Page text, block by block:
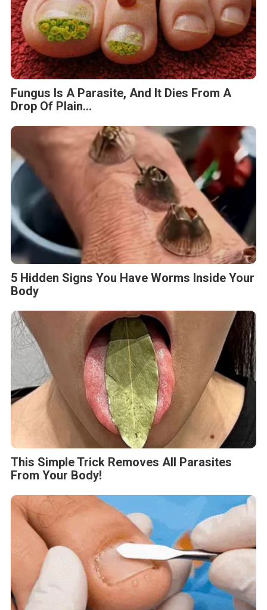
Fungus Is A Parasite, And It Dies From A
Drop Of Plain...
5 Hidden Signs You Have Worms Inside Your
Body
This Simple Trick Removes All Parasites
From Your Body!